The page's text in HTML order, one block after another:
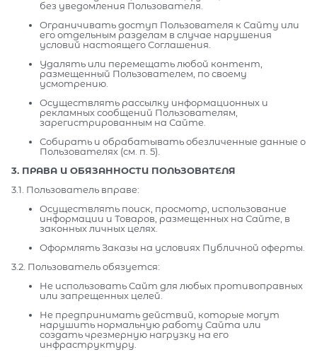
без уведомления Пользователя.
Ограничивать доступ Пользователя к Сайту или
его отдельным разделам в случае нарушения
условий настоящего Соглашения.
Удалять или перемещать любой контент,
размещенный Пользователем, по своему
усмотрению.
Осуществлять рассылку информационных и
рекламных сообщений Пользователям,
зарегистрированным на Сайте.
Собирать и обрабатывать обезличенные данные о
Пользователях (см. п. 5).
3. ПРАВА И ОБЯЗАННОСТИ ПОЛЬЗОВАТЕЛЯ
3.1. Пользователь вправе:
Осуществлять поиск, просмотр, использование
информации и Товаров, размещенных на Сайте, в
законных личных целях.
Оформлять Заказы на условиях Публичной оферты.
3.2. Пользователь обязуется:
Не использовать Сайт для любых противоправных
или запрещенных целей.
Не предпринимать действий, которые могут
нарушить нормальную работу Сайта или
создать чрезмерную нагрузку на его
инфраструктуру.